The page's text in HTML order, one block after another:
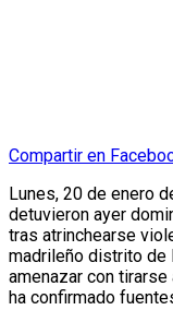
Compartir en
Lunes, 20 de enero
detuvieron ayer
tras atrinchearse
madrileño distrito de
amenazar con
ha confirmado